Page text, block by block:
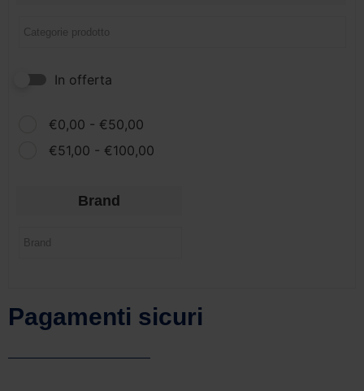
In offerta
€0,00 - €50,00
€51,00 - €100,00
Brand
Pagamenti sicuri